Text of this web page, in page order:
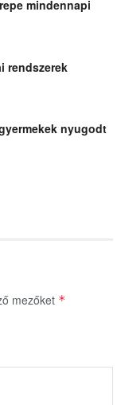
mindennapi
rendszerek
nyugodt
mezőket *